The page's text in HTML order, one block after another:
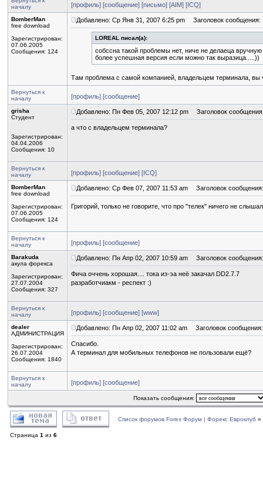
началу
[профиль] [сообщение] [письмо] [AIM] [ICQ]
BomberMan
free download
Зарегистрирован:
07.06.2005
Сообщения: 124
Добавлено: Ср Янв 31, 2007 6:25 pm Заголовок сообщения:
LOREAL писал(а):
собссна такой проблемы нет, ниче не делаеца
более успешная версия если можно так выразица.....))
Там проблема с самой компанией, владельцем терминала, вы
Вернуться к
началу
[профиль] [сообщение]
grisha
Студент
Зарегистрирован:
04.04.2006
Сообщения: 10
Добавлено: Пн Фев 05, 2007 12:12 pm Заголовок
а что с владельцем терминала?
Вернуться к
началу
[профиль] [сообщение] [ICQ]
BomberMan
free download
Зарегистрирован:
07.06.2005
Сообщения: 124
Добавлено: Ср Фев 07, 2007 11:53 am Заголовок сообщения:
Григорий, только не говорите, что про "телек" ничего не
Вернуться к
началу
[профиль] [сообщение]
Barakuda
акула форекса
Зарегистрирован:
27.07.2004
Сообщения: 327
Добавлено: Пн Апр 02, 2007 10:59 am Заголовок сообщения:
Фича оччень хорошая.... тока из-эа неё закачал DD2.7.7
разработчиакм - респект :)
Вернуться к
началу
[профиль] [сообщение] [www]
dealer
АДМИНИСТРАЦИЯ
Зарегистрирован:
26.07.2004
Сообщения: 1840
Добавлено: Пн Апр 02, 2007 11:02 am Заголовок сообщения:
Спасибо.
А терминал для мобильных телефонов не пользовали ещё?
Вернуться к
началу
[профиль] [сообщение]
Показать сообщения:
Список форумов Forex Форум | Форекс Евроклуб »
Страница 1 из 6